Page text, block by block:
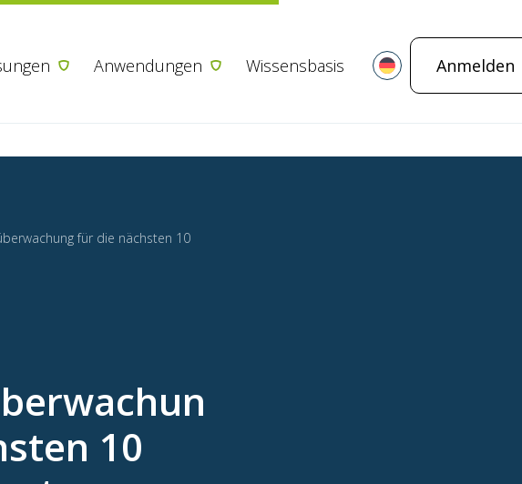
Anwendungen Wissensbasis Anmelden
für die nächsten 10
10